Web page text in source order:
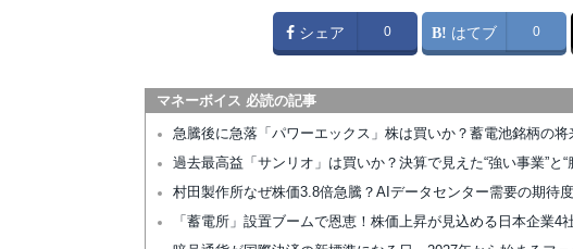
シェア 0 はてブ 0
マネーボイス 必読の記事
急騰後に急落「パワーエックス」株は買いか？蓄電池銘柄の将
過去最高益「サンリオ」は買いか？決算で見えた“強い事業”と“
村田製作所なぜ株価3.8倍急騰？AIデータセンター需要の期待
「蓄電所」設置ブームで恩恵！株価上昇が見込める日本企業4